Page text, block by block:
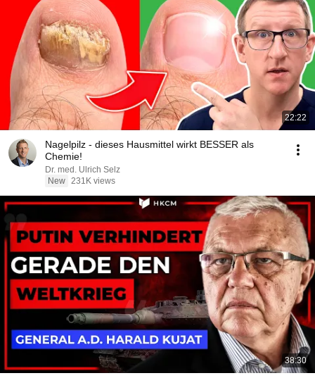
22:22
Nagelpilz - dieses Hausmittel wirkt BESSER als
Chemie!
Dr. med. Ulrich Selz
New 231K views
38:30